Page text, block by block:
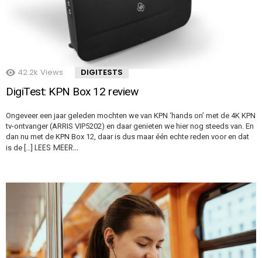
42.2k Views DIGITESTS
DigiTest: KPN Box 12 review
Ongeveer een jaar geleden mochten we van KPN ‘hands on’ met de 4K KPN
tv-ontvanger (ARRIS VIP5202) en daar genieten we hier nog steeds van. En
dan nu met de KPN Box 12, daar is dus maar één echte reden voor en dat
is de […] LEES MEER…